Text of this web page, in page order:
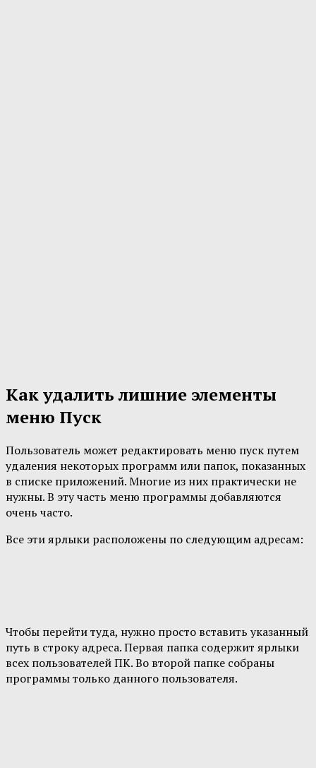
Как удалить лишние элементы
меню Пуск
Пользователь может редактировать меню пуск путем
удаления некоторых программ или папок, показанных
в списке приложений. Многие из них практически не
нужны. В эту часть меню программы добавляются
очень часто.
Все эти ярлыки расположены по следующим адресам:
Чтобы перейти туда, нужно просто вставить указанный
путь в строку адреса. Первая папка содержит ярлыки
всех пользователей ПК. Во второй папке собраны
программы только данного пользователя.